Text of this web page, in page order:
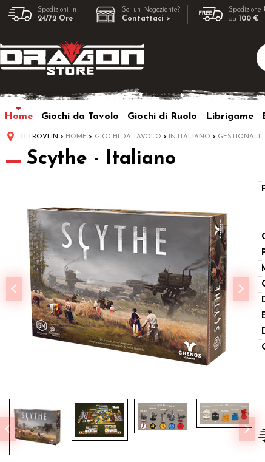
Spedizioni in
24/72 Ore
Sei un Negoziante?
Contattaci >
Spedizione
da100 €
Home Giochi da Tavolo Giochi di Ruolo Librigame
TI TROVI IN HOME GIOCHI DA TAVOLO IN ITALIANO GESTIONALI
Scythe - Italiano